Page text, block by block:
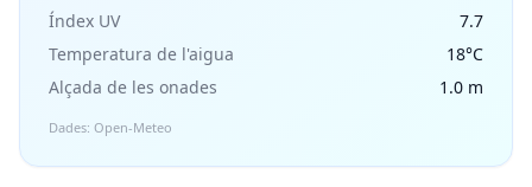
Índex UV
7.7
Temperatura de l'aigua
18°C
Alçada de les onades
1.0 m
Dades: Open-Meteo